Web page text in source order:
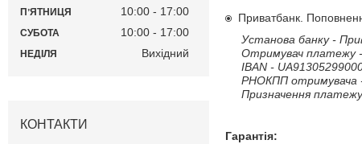
Приватбанк.
Установа банку -
Отримувач
IBAN -
РНОКПП отримувача
Призначення
Гарантія:
ПʼЯТНИЦЯ 10:00 17:00
СУБОТА 10:00 17:00
НЕДІЛЯ Вихідний
КОНТАКТИ